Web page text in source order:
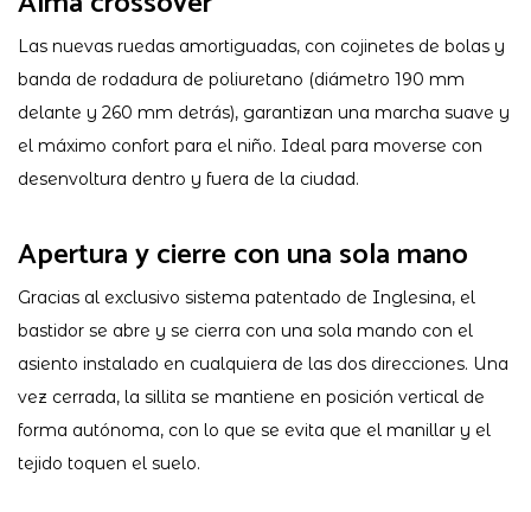
Las nuevas ruedas amortiguadas, con cojinetes de bolas y
banda de rodadura de poliuretano (diámetro 190 mm
delante y 260 mm detrás), garantizan una marcha suave y
el máximo confort para el niño. Ideal para moverse con
desenvoltura dentro y fuera de la ciudad.
Apertura y cierre con una sola mano
Gracias al exclusivo sistema patentado de Inglesina, el
bastidor se abre y se cierra con una sola mando con el
asiento instalado en cualquiera de las dos direcciones. Una
vez cerrada, la sillita se mantiene en posición vertical de
forma autónoma, con lo que se evita que el manillar y el
tejido toquen el suelo.